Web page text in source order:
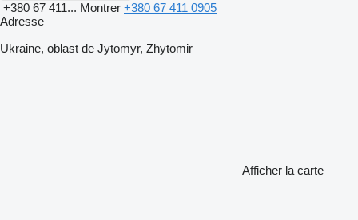
+380 67 411... Montrer +380 67 411 0905
Adresse
Ukraine, oblast de Jytomyr, Zhytomir
Afficher la carte